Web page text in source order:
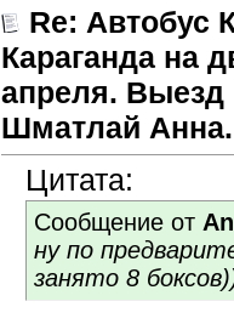
Re: Автобус
Караганда на
апреля. Выезд
Шматлай Анна.
Цитата:
Сообщение от
ну по
занято 8